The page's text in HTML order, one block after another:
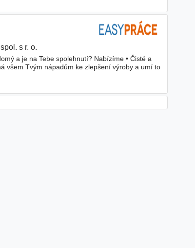
s r. o.
a je na Tebe spolehnutí? Nabízíme • Čisté a
všem Tvým nápadům ke zlepšení výroby a umí to